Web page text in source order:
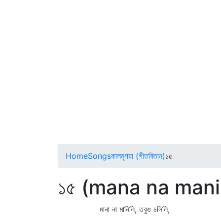
HomeSongsকালমৃগয়া (গীতবিতান)১৫
১৫ (mana na
মানা না মানিলি, তবুও চলিলি,